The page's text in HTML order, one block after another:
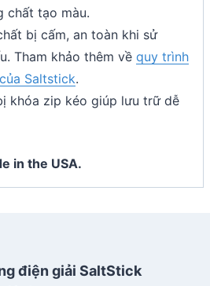
chất tạo màu.
bị cấm, an toàn khi sử
Tham khảo thêm về quy trình
Saltstick.
khóa zip kéo giúp lưu trữ dễ
in the USA.
điện giải SaltStick